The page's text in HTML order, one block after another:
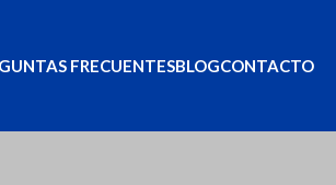
FRECUENTESBLOGCONTACTO